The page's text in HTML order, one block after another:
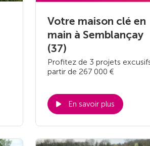
Votre maison clé en
main à Semblançay
(37)
Profitez de 3 projets
partir de 267 000 €
En savoir plus